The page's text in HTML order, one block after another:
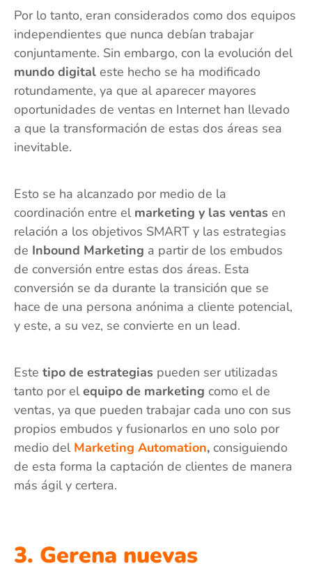
Por lo tanto, eran considerados como dos equipos
independientes que nunca debían trabajar
conjuntamente. Sin embargo, con la evolución del
mundo digital este hecho se ha modificado
rotundamente, ya que al aparecer mayores
oportunidades de ventas en Internet han llevado
a que la transformación de estas dos áreas sea
inevitable.
Esto se ha alcanzado por medio de la
coordinación entre el marketing y las ventas en
relación a los objetivos SMART y las estrategias
de Inbound Marketing a partir de los embudos
de conversión entre estas dos áreas. Esta
conversión se da durante la transición que se
hace de una persona anónima a cliente potencial,
y este, a su vez, se convierte en un lead.
Este tipo de estrategias pueden ser utilizadas
tanto por elequipo de marketing como el de
ventas, ya que pueden trabajar cada uno con sus
propios embudos y fusionarlos en uno solo por
medio del Marketing Automation, consiguiendo
de esta forma la captación de clientes de manera
más ágil y certera.
3. Gerena nuevas